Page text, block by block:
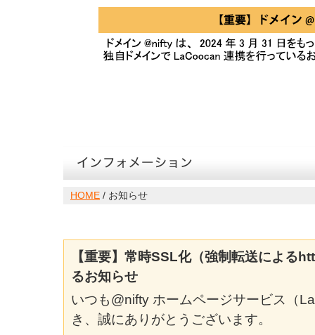
HOME / お知らせ
【重要】常時SSL化（強制転送による
るお知らせ
いつも@nifty ホームページサービス（
き、誠にありがとうございます。